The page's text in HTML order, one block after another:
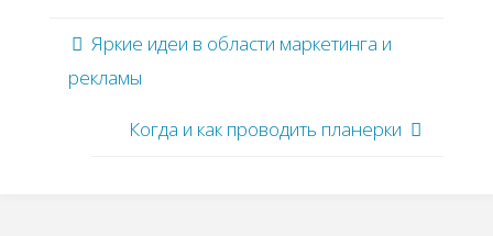
Яркие идеи в области маркетинга и
рекламы
Когда и как проводить планерки